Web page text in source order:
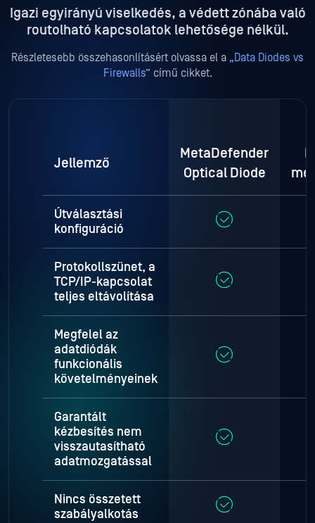
Igazi egyirányú viselkedés, a védett zónába való
routolható kapcsolatok lehetősége nélkül.
Részletesebb összehasonlításért olvassa el a „Data Diodes vs
Firewalls” című cikket.
Jellemző
MetaDefender
Optical Diode
Útválasztási
konfiguráció
Protokollszünet, a
TCP/IP-kapcsolat
teljes eltávolítása
Megfelel az
adatdiódák
funkcionális
követelményeinek
Garantált
kézbesítés nem
visszautasítható
adatmozgatással
Nincs összetett
szabályalkotás